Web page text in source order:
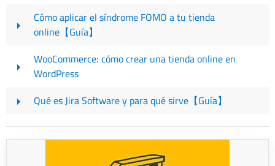
Cómo aplicar el síndrome FOMO a tu tienda
online【Guía】
WooCommerce: cómo crear una tienda online en
WordPress
Qué es Jira Software y para qué sirve【Guía】